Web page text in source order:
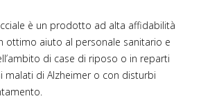
è un prodotto ad alta affidabilità
ottimo aiuto al personale sanitario e
di case di riposo o in reparti
malati di Alzheimer o con disturbi